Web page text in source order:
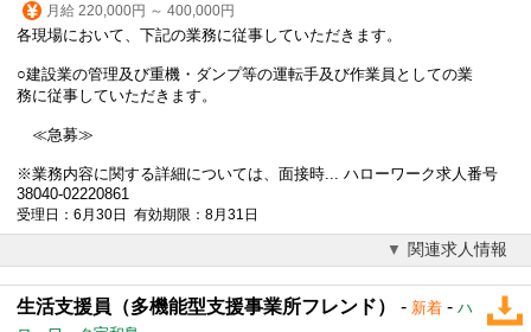
月給 220,000円 ～ 400,000円
各現場において、下記の業務に従事していただきます。
○建設業の管理及び重機・ダンプ等の運転手及び作業員としての業
務に従事していただきます。
≪急募≫
※業務内容に関する詳細については、面接時... ハローワーク求人番号
38040-02220861
受理日：6月30日 有効期限：8月31日
関連求人情報
生活支援員（多機能型支援事業所フレンド） - 新着 - ハ